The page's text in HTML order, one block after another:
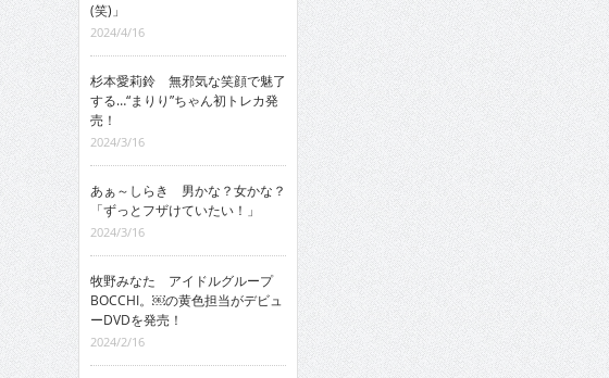
(笑)」
2024/4/16
杉本愛莉鈴 無邪気な笑顔で魅了
する…“まりり”ちゃん初トレカ発
売！
2024/3/16
あぁ～しらき 男かな？女かな？
「ずっとフザけていたい！」
2024/3/16
牧野みなた アイドルグループ
BOCCHI。￼の黄色担当がデビュ
ーDVDを発売！
2024/2/16